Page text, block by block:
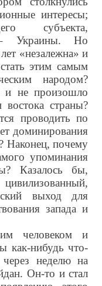
интересы;
субъекта,
– Украины. Но
«незалежна» и
этим самым
народом?
и не произошло
востока страны?
проводить по
доминирования
Наконец, почему
упоминания
Казалось бы,
выход для
запада и
человеком и
как-нибудь что-
неделю на
Он-то и стал